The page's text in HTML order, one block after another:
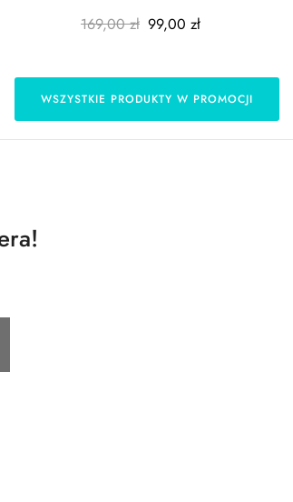
169,00 zł 99,00 zł
WSZYSTKIE PRODUKTY W PROMOCJI